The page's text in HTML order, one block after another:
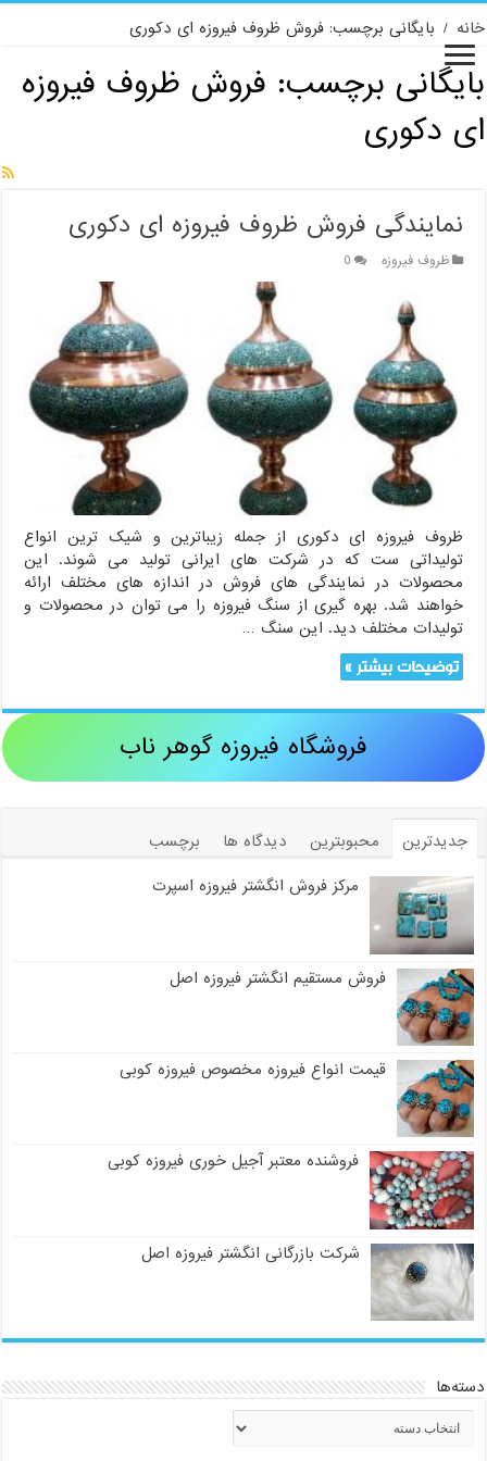
خانه / بایگانی برچسب: فروش ظروف فیروزه ای دکوری
بایگانی برچسب: فروش ظروف فیروزه
ای دکوری
نمایندگی فروش ظروف فیروزه ای دکوری
ظروف فیروزه 0
ظروف فیروزه ای دکوری از جمله زیباترین و شیک ترین انواع
تولیداتی ست که در شرکت های ایرانی تولید می شوند. این
محصولات در نمایندگی های فروش در اندازه های مختلف ارائه
خواهند شد. بهره گیری از سنگ فیروزه را می توان در محصولات و
تولیدات مختلف دید. این سنگ …
توضیحات بیشتر »
فروشگاه فیروزه گوهر ناب
جدیدترین محبوبترین دیدگاه ها
برچسب
مرکز فروش انگشتر فیروزه اسپرت
فروش مستقیم انگشتر فیروزه اصل
قیمت انواع فیروزه مخصوص فیروزه کوبی
فروشنده معتبر آجیل خوری فیروزه کوبی
شرکت بازرگانی انگشتر فیروزه اصل
دسته‌ها
دسته‌ها